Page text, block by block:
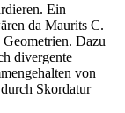
Ein
da Maurits C.
Dazu
divergente
von
Skordatur